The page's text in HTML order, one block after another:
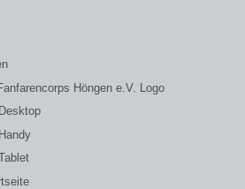
Höngen e.V. Logo